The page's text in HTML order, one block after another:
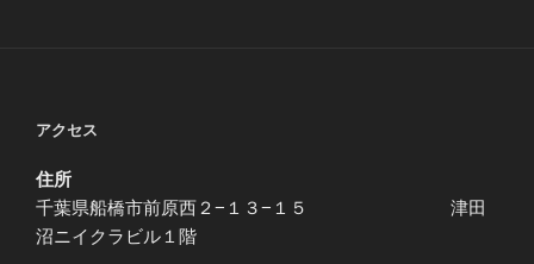
アクセス
住所
千葉県船橋市前原西２−１３−１５ 津田
沼ニイクラビル１階